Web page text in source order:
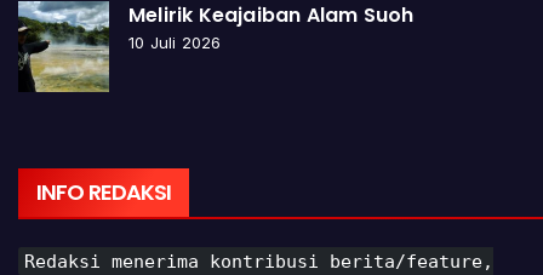
Melirik Keajaiban Alam Suoh
10 Juli 2026
INFO REDAKSI
Redaksi menerima kontribusi berita/feature,